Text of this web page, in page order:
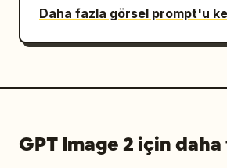
Daha fazla görsel prompt'u
GPT Image 2 için